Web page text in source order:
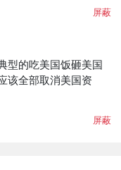
屏蔽
型的吃美国饭砸美国
该全部取消美国资
屏蔽